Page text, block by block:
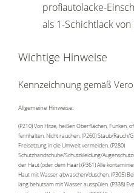
profiautolacke-
als 1-Schichtlack
Wichtige Hinweise
Kennzeichnung gemäß
Allgemeine Hinweise:
(P210) Von Hitze, heißen Oberflächen, Funken,
fernhalten. Nicht rauchen. (P260) Staub/
Freisetzung in die Umwelt vermeiden. (P280)
Schutzhandschuhe/Schutzkleidung/
der Haut (oder dem Haar):(P361) Alle
Haut mit Wasser abwaschen/duschen. (P305)
lang behutsam mit Wasser ausspülen. (P338)